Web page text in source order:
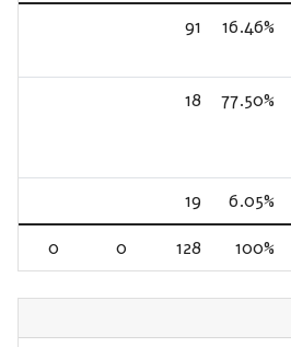
16.46%
91
77.50%
18
6.05%
19
100%
128
0
0